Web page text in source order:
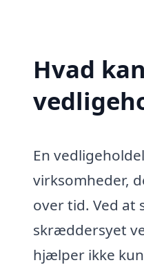
Hvad
En
virksomheder,
over tid. Ved at
skræddersyet
hjælper ikke